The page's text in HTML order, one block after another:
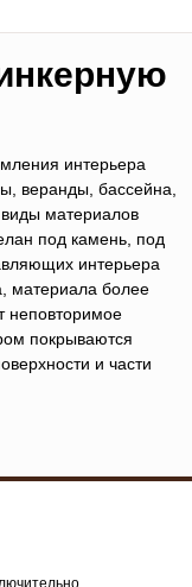
интерьера
веранды, бассейна,
материалов
под камень, под
интерьера
материала более
неповторимое
покрываются
и части